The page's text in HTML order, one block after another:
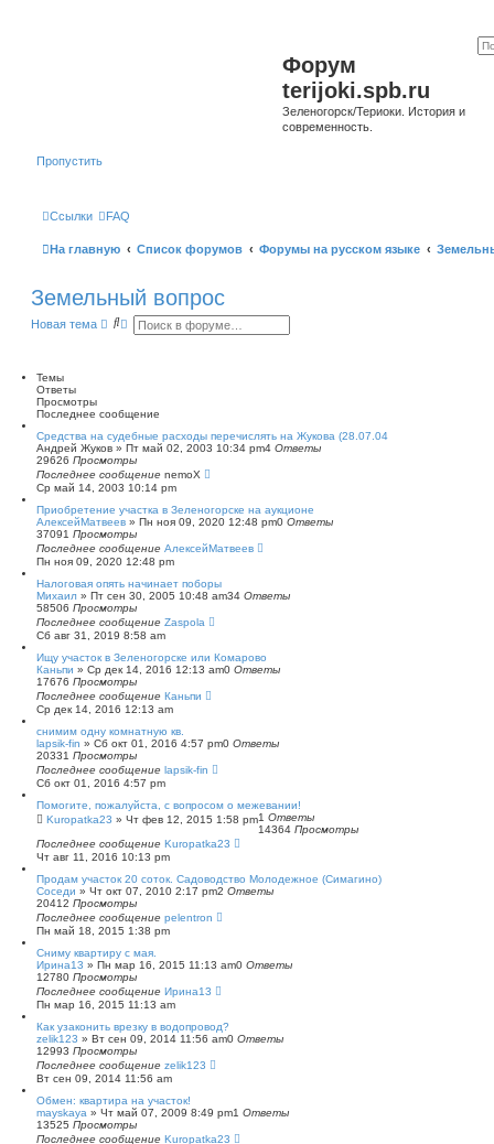
Форум
terijoki.spb.ru
Зеленогорск/Териоки. История и
современность.
Пропустить
Ссылки FAQ
На главную Список форумов Форумы на русском языке
Земельный вопрос
Новая тема
П Р
н
ы
й
п
о
и
с
к
Темы
Ответы
Просмотры
Последнее сообщение
Средства на судебные расходы перечислять на Жукова (28.07.04
Андрей Жуков » Пт май 02, 2003 10:34 pm4 Ответы
29626 Просмотры
Последнее сообщение nemoX
Ср май 14, 2003 10:14 pm
Приобретение участка в Зеленогорске на аукционе
АлексейМатвеев » Пн ноя 09, 2020 12:48 pm0 Ответы
37091 Просмотры
Последнее сообщение АлексейМатвеев
Пн ноя 09, 2020 12:48 pm
Налоговая опять начинает поборы
Михаил » Пт сен 30, 2005 10:48 am34 Ответы
58506 Просмотры
Последнее сообщение Zaspola
Сб авг 31, 2019 8:58 am
Ищу участок в Зеленогорске или Комарово
Каньпи » Ср дек 14, 2016 12:13 am0 Ответы
17676 Просмотры
Последнее сообщение Каньпи
Ср дек 14, 2016 12:13 am
снимим одну комнатную кв.
lapsik-fin » Сб окт 01, 2016 4:57 pm0 Ответы
20331 Просмотры
Последнее сообщение lapsik-fin
Сб окт 01, 2016 4:57 pm
Помогите, пожалуйста, с вопросом о межевании!
Kuropatka23 » Чт фев 12, 2015 1:58 pm1 Ответы
14364 Просмотры
Последнее сообщение Kuropatka23
Чт авг 11, 2016 10:13 pm
Продам участок 20 соток. Садоводство Молодежное (Симагино)
Соседи » Чт окт 07, 2010 2:17 pm2 Ответы
20412 Просмотры
Последнее сообщение pelentron
Пн май 18, 2015 1:38 pm
Сниму квартиру с мая.
Ирина13 » Пн мар 16, 2015 11:13 am0 Ответы
12780 Просмотры
Последнее сообщение Ирина13
Пн мар 16, 2015 11:13 am
Как узаконить врезку в водопровод?
zelik123 » Вт сен 09, 2014 11:56 am0 Ответы
12993 Просмотры
Последнее сообщение zelik123
Вт сен 09, 2014 11:56 am
Обмен: квартира на участок!
mayskaya » Чт май 07, 2009 8:49 pm1 Ответы
13525 Просмотры
Последнее сообщение Kuropatka23